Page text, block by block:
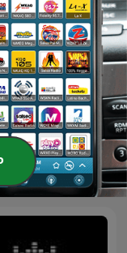
Sensual Mix 2020
de Música